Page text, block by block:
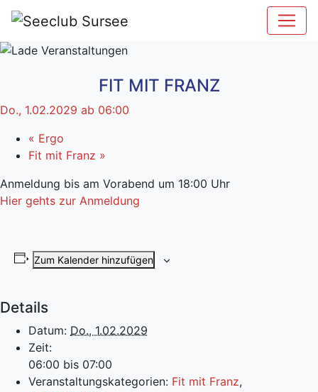
FIT MIT FRANZ
Do., 1.02.2029 ab 06:00
« Ergo
Fit mit Franz »
Anmeldung bis am Vorabend um 18:00 Uhr
Hier gehts zur Anmeldung
Zum Kalender hinzufügen
Details
Datum: Do., 1.02.2029
Zeit:
06:00 bis 07:00
Veranstaltungskategorien: Fit mit Franz,